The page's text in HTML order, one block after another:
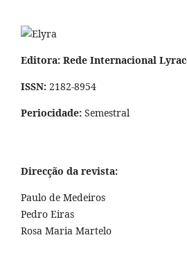
Editora: Rede Internacional
ISSN: 2182-8954
Periocidade: Semestral
Direcção da revista:
Paulo de Medeiros
Pedro Eiras
Rosa Maria Martelo